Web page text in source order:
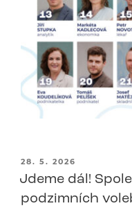
PUBLIKOVÁNO
28. 5. 2026
Jdeme dál!
podzimních